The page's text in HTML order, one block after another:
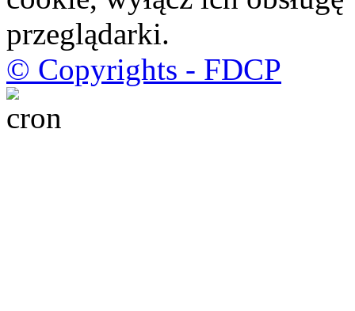
przeglądarki.
© Copyrights - FDCP